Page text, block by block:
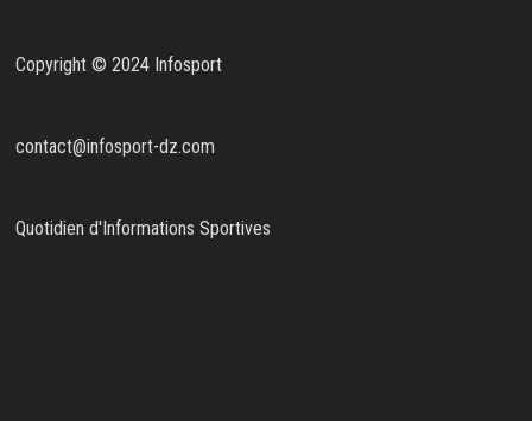
Copyright © 2024 Infosport
contact@infosport-dz.com
Quotidien d'Informations Sportives